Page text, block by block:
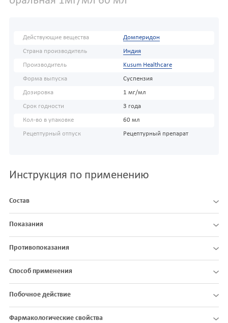
Действующие вещества Домперидон
Страна производитель Индия
Производитель Kusum Healthcare
Форма выпуска Суспензия
Дозировка 1 мг/мл
Срок годности 3 года
Кол-во в упаковке 60 мл
Рецептурный отпуск Рецептурный препарат
Инструкция по применению
Состав
Показания
Противопоказания
Способ применения
Побочное действие
Фармакологические свойства